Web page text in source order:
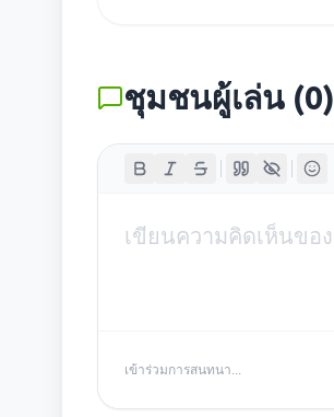
ชุมชนผู้เล่น (0)
เข้าร่วมการสนทนา...